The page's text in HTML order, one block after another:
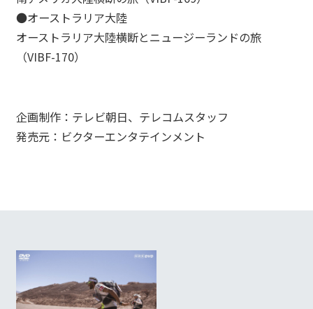
→
WORKS→
_04 NEWS→
利用規約
●オーストラリア大陸
オーストラリア大陸横断とニュージーランドの旅
（VIBF-170）
企画制作：テレビ朝日、テレコムスタッフ
発売元：ビクターエンタテインメント